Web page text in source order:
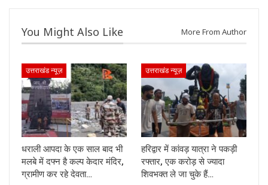
You Might Also Like More From Author
उत्तराखंड न्यूज़
धराली आपदा के एक साल बाद भी
मलबे में दफ्न है कल्प केदार मंदिर,
ग्रामीण कर रहे देवता…
उत्तराखंड न्यूज़
हरिद्वार में कांवड़ यात्रा ने पकड़ी
रफ्तार, एक करोड़ से ज्यादा
शिवभक्त ले जा चुके हैं…